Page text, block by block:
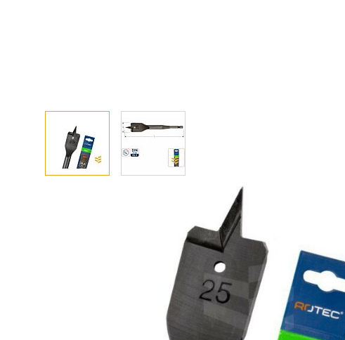
Afhalen? Kom gerust langs
Selecteer afmetingen
Selecteer de gewenste afmetingen